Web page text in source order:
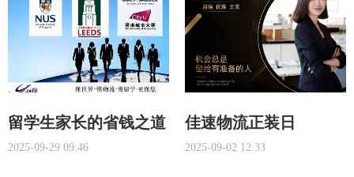
留学生家长的省钱之道
2025-09-29 09:46
佳速物流正装日
2025-09-02 12:33